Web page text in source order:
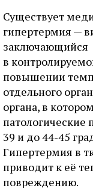
Существует
гипертермия —
заключающийся
в
повышении
отдельного
органа, в
39 и до 44-45
Гипертермия в
приводит к её
повреждению.